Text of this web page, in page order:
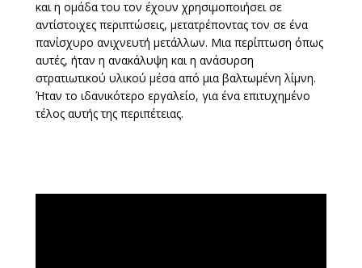
και η ομάδα του τον έχουν χρησιμοποιήσει σε
αντίστοιχες περιπτώσεις, μετατρέποντας τον σε ένα
πανίσχυρο ανιχνευτή μετάλλων. Μια περίπτωση όπως
αυτές, ήταν η ανακάλυψη και η ανάσυρση
στρατιωτικού υλικού μέσα από μια βαλτωμένη λίμνη.
Ήταν το ιδανικότερο εργαλείο, για ένα επιτυχημένο
τέλος αυτής της περιπέτειας.